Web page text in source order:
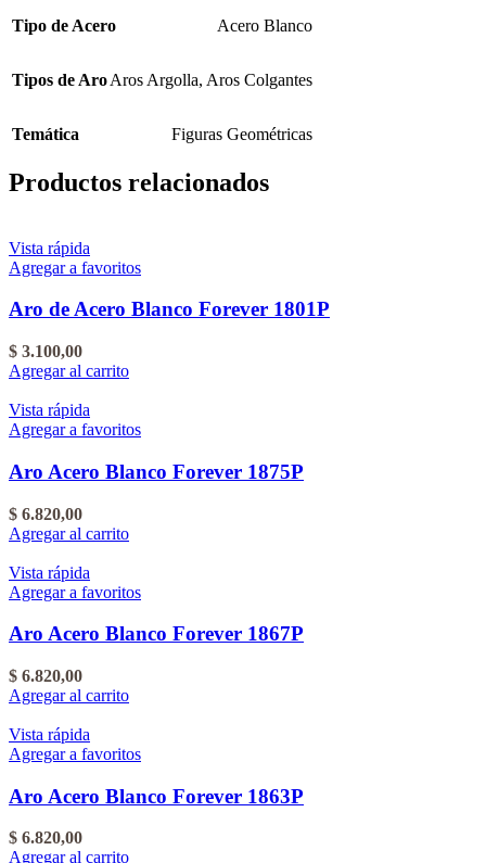
Tipo de Acero Acero Blanco
Tipos de AroAros Argolla, Aros Colgantes
Temática Figuras Geométricas
Productos relacionados
Vista rápida
Agregar a favoritos
Aro de Acero Blanco Forever 1801P
$ 3.100,00
Agregar al carrito
Vista rápida
Agregar a favoritos
Aro Acero Blanco Forever 1875P
$ 6.820,00
Agregar al carrito
Vista rápida
Agregar a favoritos
Aro Acero Blanco Forever 1867P
$ 6.820,00
Agregar al carrito
Vista rápida
Agregar a favoritos
Aro Acero Blanco Forever 1863P
$ 6.820,00
Agregar al carrito